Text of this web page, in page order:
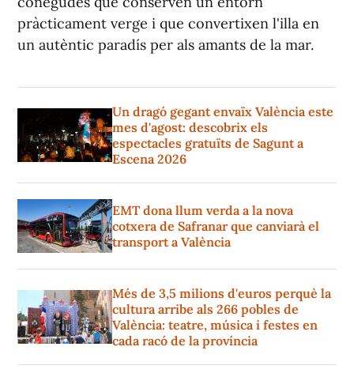
pràcticament verge i que convertixen l'illa en
un autèntic paradís per als amants de la mar.
Un dragó gegant envaïx València este
mes d'agost: descobrix els
espectacles gratuïts de Sagunt a
Escena 2026
EMT dona llum verda a la nova
cotxera de Safranar que canviarà el
transport a València
Més de 3,5 milions d'euros perquè la
cultura arribe als 266 pobles de
València: teatre, música i festes en
cada racó de la província